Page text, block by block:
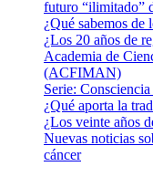
futuro “ilimitado”
¿Qué sabemos de
¿Los 20 años de
Academia de
(ACFIMAN)
Serie:
¿Qué aporta la
¿Los veinte años
Nuevas noticias
cáncer